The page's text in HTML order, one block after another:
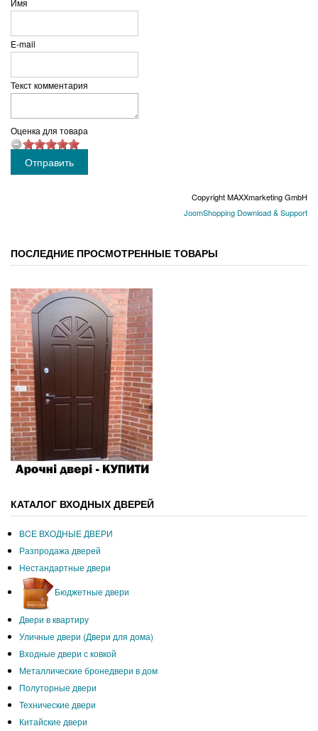
E-mail
Текст комментария
Оценка для товара
Copyright MAXXmarketing GmbH
JoomShopping Download & Support
ПОСЛЕДНИЕ ПРОСМОТРЕННЫЕ ТОВАРЫ
КАТАЛОГ ВХОДНЫХ ДВЕРЕЙ
ВCЕ ВХОДНЫЕ ДВЕРИ
Разпродажа дверей
Нестандартные двери
Бюджетные двери
Двери в квартиру
Уличные двери (Двери для дома)
Входные двери с ковкой
Металлические бронедвери в дом
Полуторные двери
Технические двери
Китайские двери